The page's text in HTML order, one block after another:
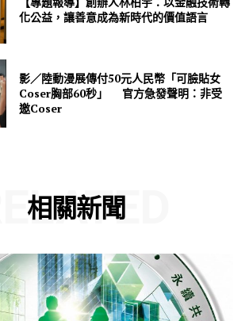
化公益，讓善意成為新時代的價值語言
影／陸動漫展傳付50元人民幣「可臉貼女
Coser胸部60秒」 官方急發聲明：非受
邀Coser
相關新聞
RELATED